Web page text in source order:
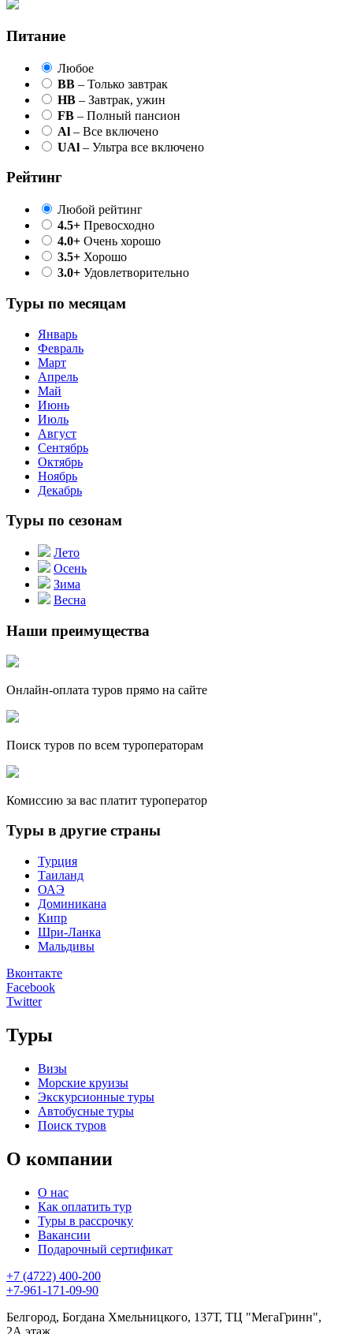
Питание
Любое
BB – Только завтрак
HB – Завтрак, ужин
FB – Полный пансион
Al – Все включено
UAl – Ультра все включено
Рейтинг
Любой рейтинг
4.5+ Превосходно
4.0+ Очень хорошо
3.5+ Хорошо
3.0+ Удовлетворительно
Туры по месяцам
Январь
Февраль
Март
Апрель
Май
Июнь
Июль
Август
Сентябрь
Октябрь
Ноябрь
Декабрь
Туры по сезонам
Лето
Осень
Зима
Весна
Наши преимущества
Онлайн-оплата туров прямо на сайте
Поиск туров по всем туроператорам
Комиссию за вас платит туроператор
Туры в другие страны
Турция
Таиланд
ОАЭ
Доминикана
Кипр
Шри-Ланка
Мальдивы
Вконтакте
Facebook
Twitter
Туры
Визы
Морские круизы
Экскурсионные туры
Автобусные туры
Поиск туров
О компании
О нас
Как оплатить тур
Туры в рассрочку
Вакансии
Подарочный сертификат
+7 (4722) 400-200
+7-961-171-09-90
Белгород, Богдана Хмельницкого, 137Т, ТЦ "МегаГринн",
2А этаж